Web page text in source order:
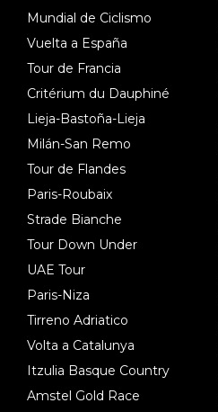
Mundial de Ciclismo
Vuelta a España
Tour de Francia
Critérium du Dauphiné
Lieja-Bastoña-Lieja
Milán-San Remo
Tour de Flandes
Paris-Roubaix
Strade Bianche
Tour Down Under
UAE Tour
Paris-Niza
Tirreno Adriatico
Volta a Catalunya
Itzulia Basque Country
Amstel Gold Race